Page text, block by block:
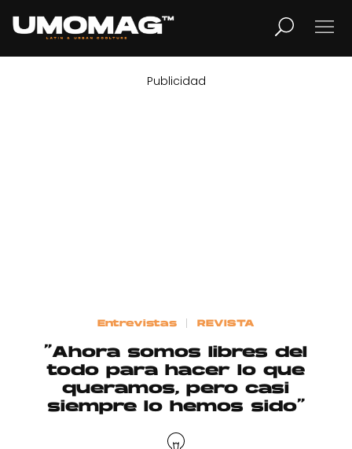
LIFESTYLE
Publicidad
Contacto
Publicidad
Entrevistas REVISTA
“Ahora somos libres del
todo para hacer lo que
queramos, pero casi
siempre lo hemos sido”